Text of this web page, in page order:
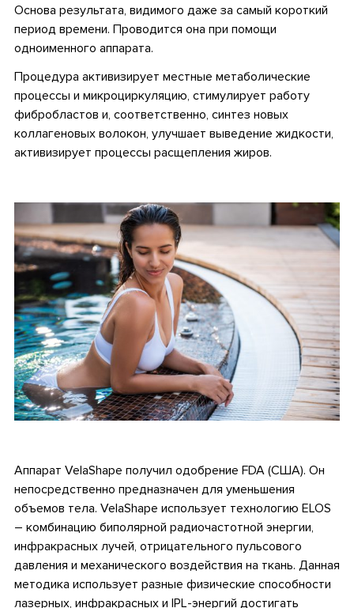
Основа результата, видимого даже за самый короткий
период времени. Проводится она при помощи
одноименного аппарата.
Процедура активизирует местные метаболические
процессы и микроциркуляцию, стимулирует работу
фибробластов и, соответственно, синтез новых
коллагеновых волокон, улучшает выведение жидкости,
активизирует процессы расщепления жиров.
Аппарат VelaShape получил одобрение FDA (США). Он
непосредственно предназначен для уменьшения
объемов тела. VelaShape использует технологию ELOS
– комбинацию биполярной радиочастотной энергии,
инфракрасных лучей, отрицательного пульсового
давления и механического воздействия на ткань. Данная
методика использует разные физические способности
лазерных, инфракрасных и IPL-энергий достигать